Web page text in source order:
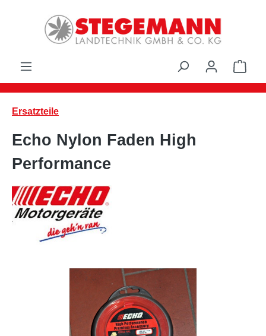
Zum Hauptinhalt springen
Ersatzteile
Echo Nylon Faden High
Performance